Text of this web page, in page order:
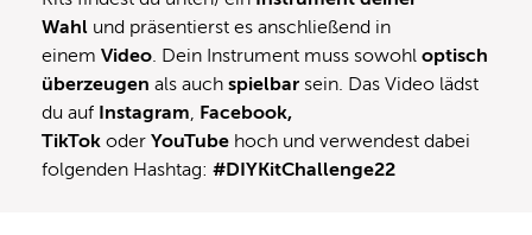
Wahl und präsentierst es anschließend in
einem Video. Dein Instrument muss sowohl optisch
überzeugen als auch spielbar sein. Das Video lädst
du auf Instagram, Facebook,
TikTok oder YouTube hoch und verwendest dabei
folgenden Hashtag: #DIYKitChallenge22